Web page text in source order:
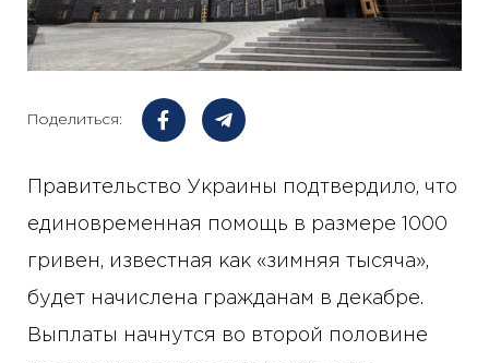
Поделиться:
Правительство Украины подтвердило, что
единовременная помощь в размере 1000
гривен, известная как «зимняя тысяча»,
будет начислена гражданам в декабре.
Выплаты начнутся во второй половине